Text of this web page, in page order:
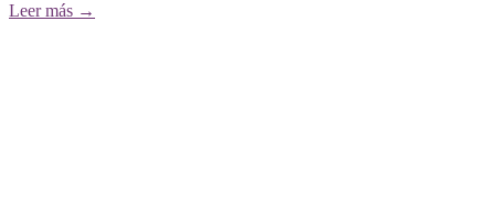
Leer más →